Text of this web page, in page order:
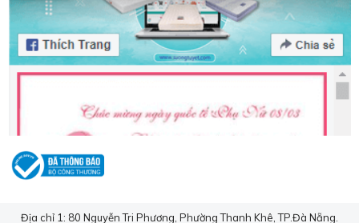
Địa chỉ 1: 80 Nguyễn Tri Phương, Phường Thanh Khê, TP.Đà Nẵng.